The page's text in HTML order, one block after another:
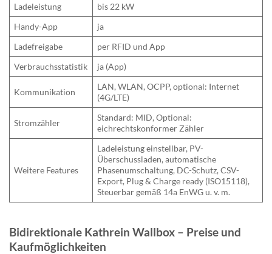
Ladeleistung
bis 22 kW
Handy-App
ja
Ladefreigabe
per RFID und App
Verbrauchsstatistik
ja (App)
Kommunikation
LAN, WLAN, OCPP, optional: Internet
(4G/LTE)
Stromzähler
Standard: MID, Optional:
eichrechtskonformer Zähler
Weitere Features
Ladeleistung einstellbar, PV-
Überschussladen, automatische
Phasenumschaltung, DC-Schutz, CSV-
Export, Plug & Charge ready (ISO15118),
Steuerbar gemäß 14a EnWG u. v. m.
Bidirektionale Kathrein Wallbox – Preise und
Kaufmöglichkeiten